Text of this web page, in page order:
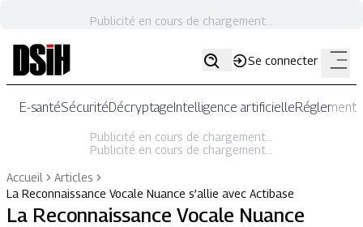
Publicité en cours de chargement...
Se connecter
E-santéSécuritéDécryptageIntelligence artificielle
Publicité en cours de chargement...
Publicité en cours de chargement...
Accueil
Articles
La Reconnaissance Vocale Nuance s’allie avec Actibase
La Reconnaissance Vocale Nuance